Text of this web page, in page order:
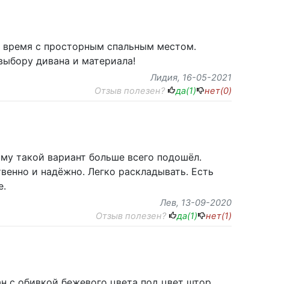
с просторным спальным местом.
дивана и материала!
Лидия, 16-05-2021
Отзыв полезен?
да(1) нет(0)
такой вариант больше всего подошёл.
и надёжно. Легко раскладывать. Есть
Лев, 13-09-2020
Отзыв полезен?
да(1) нет(1)